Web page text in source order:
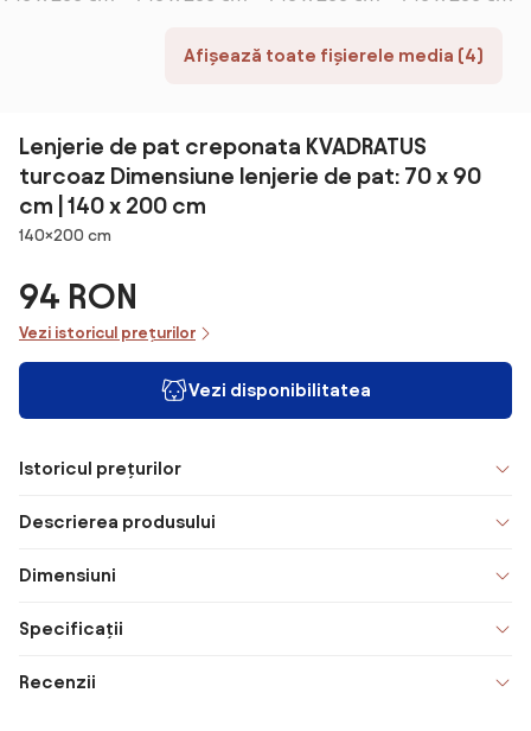
Afișează toate fișierele media (4)
Lenjerie de pat creponata KVADRATUS
turcoaz Dimensiune lenjerie de pat: 70 x 90
cm | 140 x 200 cm
Dimensiuni
140×200 cm
94 RON
Vezi istoricul prețurilor
Vezi disponibilitatea
Istoricul prețurilor
Descrierea produsului
Dimensiuni
Specificații
Recenzii